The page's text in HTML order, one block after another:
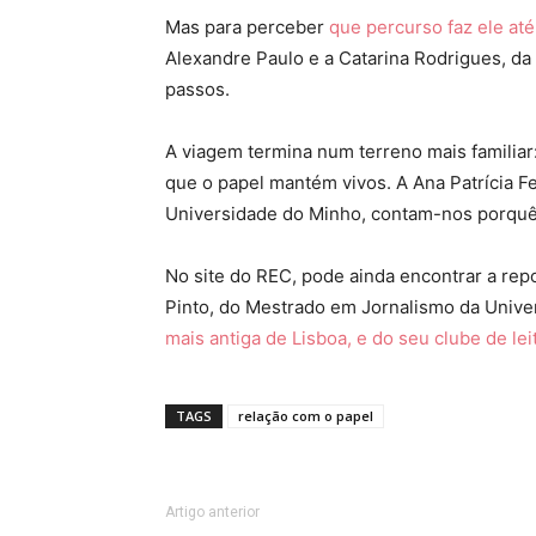
Mas para perceber que percurso faz ele
Alexandre Paulo e a Catarina Rodrigues,
passos.
A viagem termina num terreno mais
que o papel mantém vivos. A Ana Patrícia
Universidade do Minho, contam-nos
No site do REC, pode ainda encontrar a
Pinto, do Mestrado em Jornalismo da
mais antiga de Lisboa, e do seu clube de
TAGS relação com o papel
Artigo anterior